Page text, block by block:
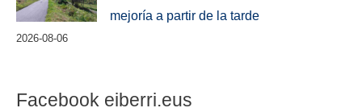
mejoría a partir de la tarde
2026-08-06
Facebook eiberri.eus